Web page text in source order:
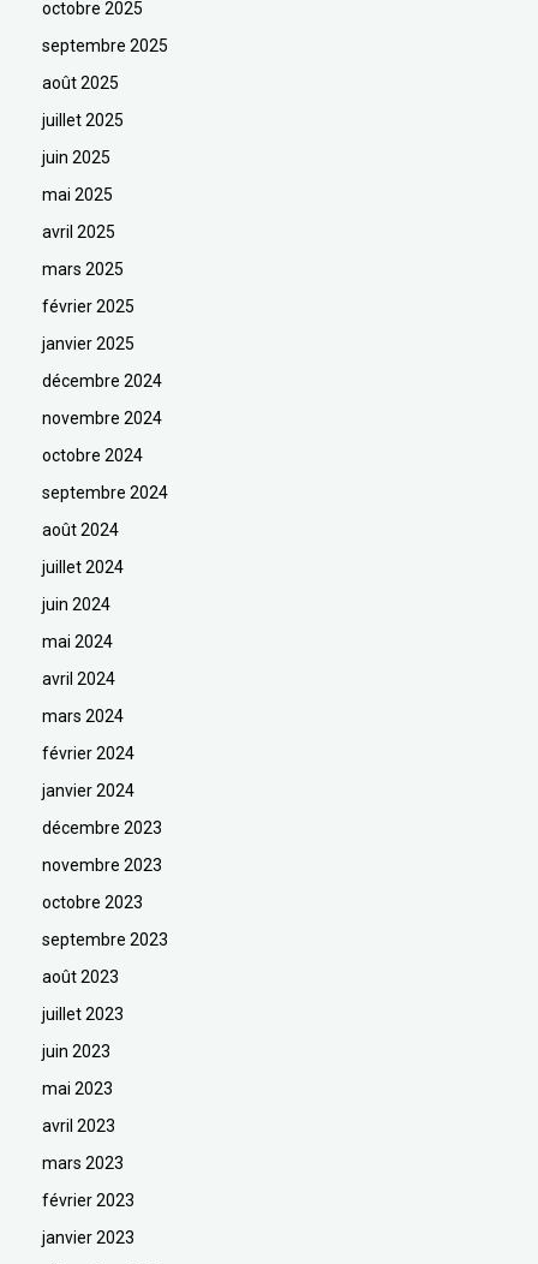
octobre 2025
septembre 2025
août 2025
juillet 2025
juin 2025
mai 2025
avril 2025
mars 2025
février 2025
janvier 2025
décembre 2024
novembre 2024
octobre 2024
septembre 2024
août 2024
juillet 2024
juin 2024
mai 2024
avril 2024
mars 2024
février 2024
janvier 2024
décembre 2023
novembre 2023
octobre 2023
septembre 2023
août 2023
juillet 2023
juin 2023
mai 2023
avril 2023
mars 2023
février 2023
janvier 2023